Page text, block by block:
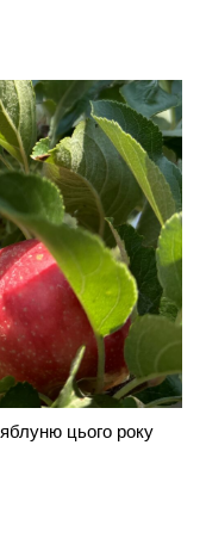
яблуню цього року